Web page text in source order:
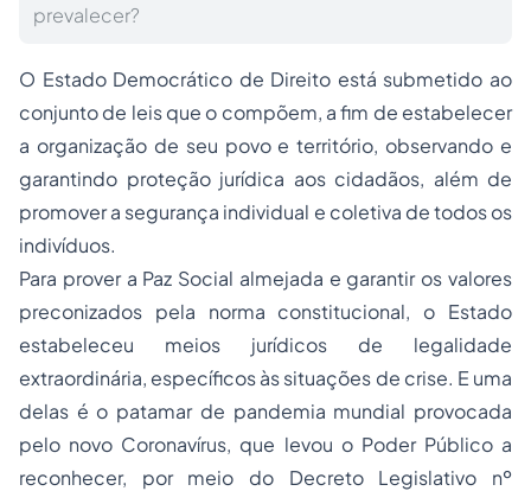
prevalecer?
O Estado Democrático de Direito está submetido ao
conjunto de leis que o compõem, a fim de estabelecer
a organização de seu povo e território, observando e
garantindo proteção jurídica aos cidadãos, além de
promover a segurança individual e coletiva de todos os
indivíduos.
Para prover a Paz Social almejada e garantir os valores
preconizados pela norma constitucional, o Estado
estabeleceu meios jurídicos de legalidade
extraordinária, específicos às situações de crise. E uma
delas é o patamar de pandemia mundial provocada
pelo novo Coronavírus, que levou o Poder Público a
reconhecer, por meio do Decreto Legislativo nº